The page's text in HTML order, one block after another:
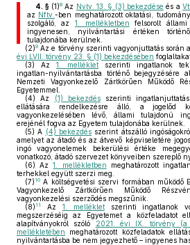
4. §(1)8Az Nvtv. 13. § (3) bekezdése és a
az Nftv.-ben meghatározott oktatási,
szolgáló, az 1. mellékletben felsorolt
ingyenesen, nyilvántartási értéken
tulajdonába kerülnek.
(2)9 Az e törvény szerinti vagyonjuttatás során
évi LVII. törvény 23. § (1) bekezdésében
(3) Az 1. melléklet szerinti ingatlanok
ingatlan-nyilvántartásba történő bejegyzésére
Nemzeti Vagyonkezelő Zártkörűen Működő
Egyetemmel.
(4) Az (1) bekezdésszerinti
ellátására rendelkezésre álló, a jogelőd
vagyonkezelésében lévő, állami tulajdonú
erejénél fogva az Egyetem tulajdonába kerülnek.
(5) A (4) bekezdés szerint átszálló
amelyet az átadó és az átvevő képviseletére
ingó vagyonelemek bekerülési értéke
vonatkozó, átadó szervezet könyveiben szereplő
(6) Az1. mellékletben meghatározott
terhekkel együtt szerzi meg.
(7) 10 A költségvetési szervi formában működő
Vagyonkezelő Zártkörűen Működő
vagyonkezelési szerződés megszűnik.
(8) 11 Az 1. mellékletszerinti ingatlanok
megszerzéséig az Egyetemet a közfeladatot
alapítványokról szóló
2021. évi IX. törvény (a
mellékletében meghatározott közfeladatok
nyilvántartásba be nem jegyezhető – ingyenes